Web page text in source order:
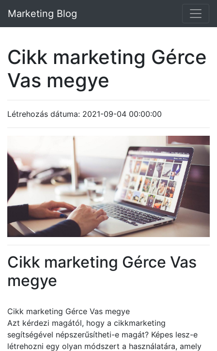
Marketing Blog
Cikk marketing Gérce
Vas megye
Létrehozás dátuma: 2021-09-04 00:00:00
Cikk marketing Gérce Vas
megye
Cikk marketing Gérce Vas megye
Azt kérdezi magától, hogy a cikkmarketing
segítségével népszerűsítheti-e magát? Képes lesz-e
létrehozni egy olyan módszert a használatára, amely